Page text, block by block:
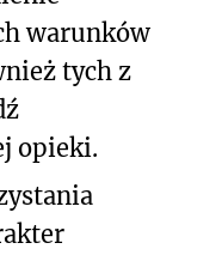
warunków
tych z
opieki.